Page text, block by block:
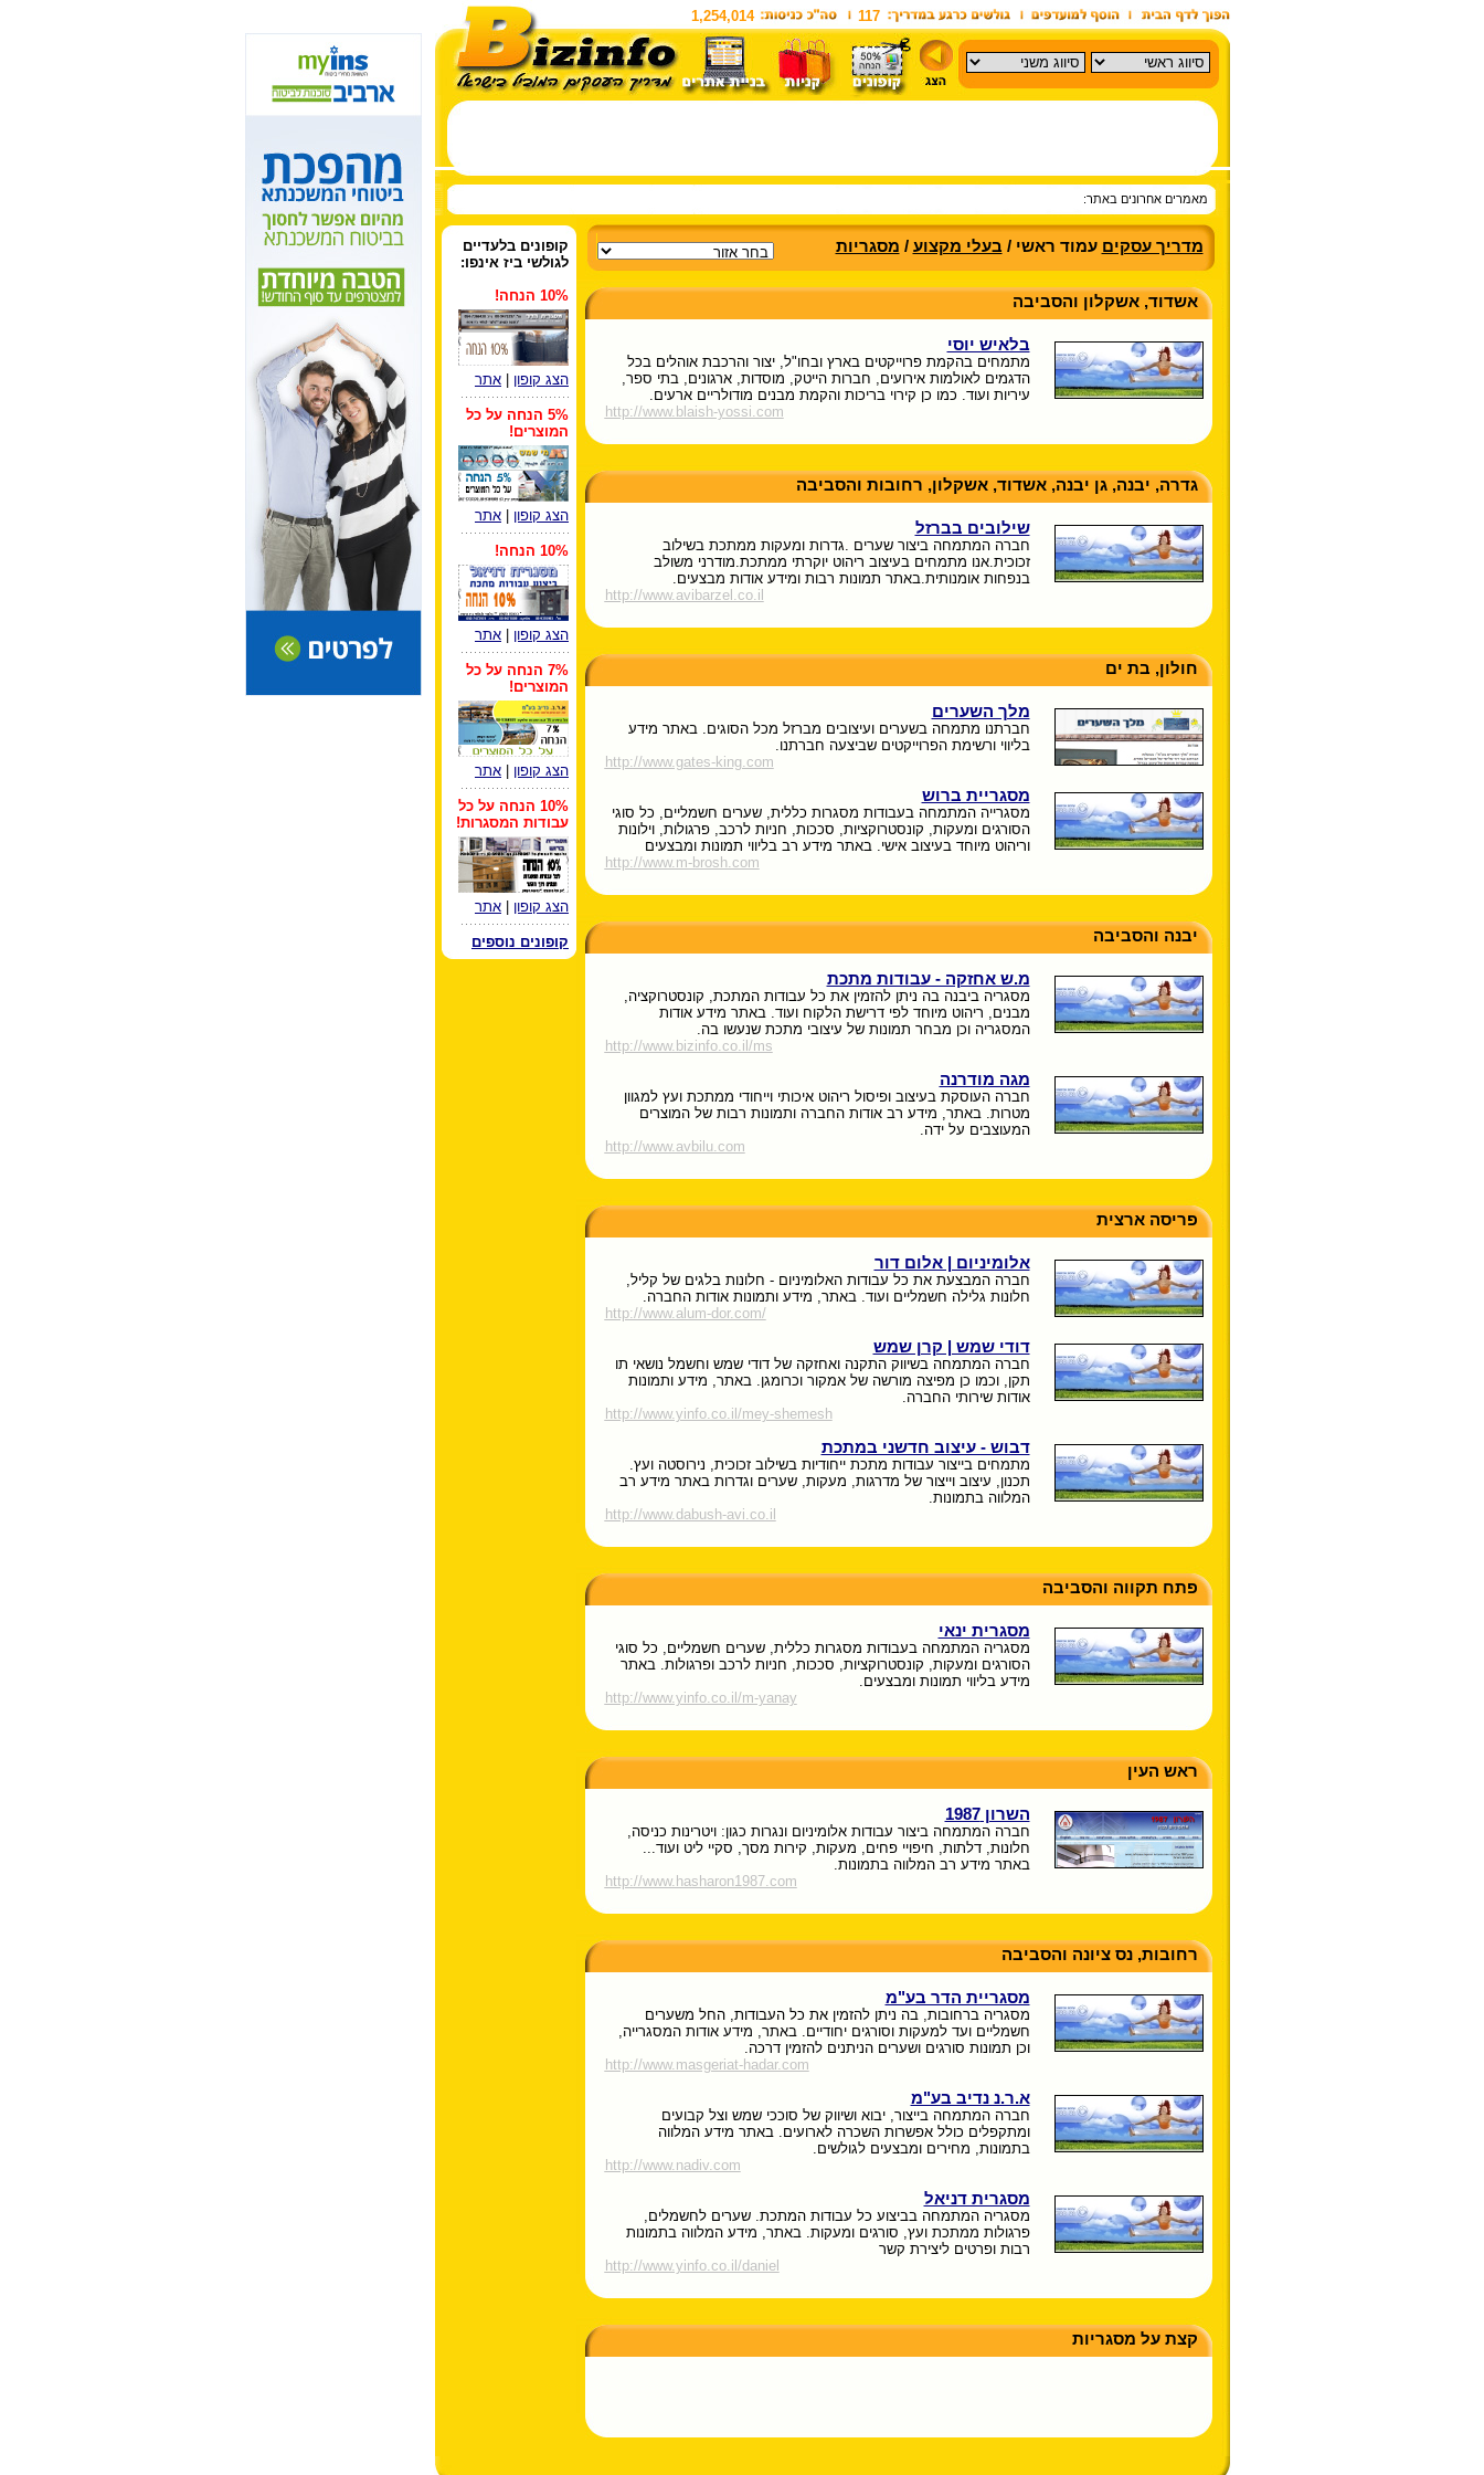
1,254,014 117
מאמרים אחרונים באתר:
קופונים בלעדיים
לגולשי ביז אינפו:
10% הנחה!
הצג קופון אתר
5% הנחה על כל
המוצרים!
הצג קופון אתר
10% הנחה!
הצג קופון אתר
7% הנחה על כל
המוצרים!
הצג קופון אתר
10% הנחה על כל
עבודות המסגרות!
הצג קופון אתר
קופונים נוספים
מדריך עסקים עמוד ראשי / בעלי מקצוע / מסגריות
אשדוד, אשקלון והסביבה
בלאיש יוסי
מתמחים בהקמת פרוייקטים בארץ ובחו"ל, יצור והרכבת אוהלים בכל
הדגמים לאולמות אירועים, חברות הייטק, מוסדות, ארגונים, בתי ספר,
עיריות ועוד. כמו כן קירוי בריכות והקמת מבנים מודולריים ארעים.
http://www.blaish-yossi.com
גדרה, יבנה, גן יבנה, אשדוד, אשקלון, רחובות והסביבה
שילובים בברזל
חברה המתמחה ביצור שערים .גדרות ומעקות ממתכת בשילוב
זכוכית.אנו מתמחים בעיצוב ריהוט יוקרתי ממתכת.מודרני משולב
בנפחות אומנותית.באתר תמונות רבות ומידע אודות מבצעים.
http://www.avibarzel.co.il
חולון, בת ים
מלך השערים
חברתנו מתמחה בשערים ועיצובים מברזל מכל הסוגים. באתר מידע
בליווי ורשימת הפרוייקטים שביצעה חברתנו.
http://www.gates-king.com
מסגריית ברוש
מסגרייה המתמחה בעבודות מסגרות כללית, שערים חשמליים, כל סוגי
הסורגים ומעקות, קונסטרוקציות, סככות, חניות לרכב, פרגולות, וילונות
וריהוט מיוחד בעיצוב אישי. באתר מידע רב בליווי תמונות ומבצעים
http://www.m-brosh.com
יבנה והסביבה
מ.ש אחזקה - עבודות מתכת
מסגריה ביבנה בה ניתן להזמין את כל עבודות המתכת, קונסטרוקציה,
מבנים, ריהוט מיוחד לפי דרישת הלקוח ועוד. באתר מידע אודות
המסגריה וכן מבחר תמונות של עיצובי מתכת שנעשו בה.
http://www.bizinfo.co.il/ms
מגה מודרנה
חברה העוסקת בעיצוב ופיסול ריהוט איכותי וייחודי ממתכת ועץ למגוון
מטרות. באתר, מידע רב אודות החברה ותמונות רבות של המוצרים
המעוצבים על ידה.
http://www.avbilu.com
פריסה ארצית
אלומיניום | אלום דור
חברה המבצעת את כל עבודות האלומיניום - חלונות בלגים של קליל,
חלונות גלילה חשמליים ועוד. באתר, מידע ותמונות אודות החברה.
http://www.alum-dor.com/
דודי שמש | קרן שמש
חברה המתמחה בשיווק התקנה ואחזקה של דודי שמש וחשמל נושאי תו
תקן, וכמו כן מפיצה מורשה של אמקור וכרומגן. באתר, מידע ותמונות
אודות שירותי החברה.
http://www.yinfo.co.il/mey-shemesh
דבוש - עיצוב חדשני במתכת
מתמחים בייצור עבודות מתכת ייחודיות בשילוב זכוכית, נירוסטה ועץ.
תכנון, עיצוב וייצור של מדרגות, מעקות, שערים וגדרות באתר מידע רב
המלווה בתמונות.
http://www.dabush-avi.co.il
פתח תקווה והסביבה
מסגרית ינאי
מסגריה המתמחה בעבודות מסגרות כללית, שערים חשמליים, כל סוגי
הסורגים ומעקות, קונסטרוקציות, סככות, חניות לרכב ופרגולות. באתר
מידע בליווי תמונות ומבצעים.
http://www.yinfo.co.il/m-yanay
ראש העין
השרון 1987
חברה המתמחה ביצור עבודות אלומיניום ונגרות כגון: ויטרינות כניסה,
חלונות, דלתות, חיפויי פחים, מעקות, קירות מסך, סקיי ליט ועוד...
באתר מידע רב המלווה בתמונות.
http://www.hasharon1987.com
רחובות, נס ציונה והסביבה
מסגריית הדר בע"מ
מסגריה ברחובות, בה ניתן להזמין את כל העבודות, החל משערים
חשמליים ועד למעקות וסורגים יחודיים. באתר, מידע אודות המסגרייה,
וכן תמונות סורגים ושערים הניתנים להזמין דרכה.
http://www.masgeriat-hadar.com
א.ר.נ נדיב בע"מ
חברה המתמחה בייצור, יבוא ושיווק של סוככי שמש וצל קבועים
ומתקפלים כולל אפשרות השכרה לארועים. באתר מידע המלווה
בתמונות, מחירים ומבצעים לגולשים.
http://www.nadiv.com
מסגרית דניאל
מסגריה המתמחה בביצוע כל עבודות המתכת. שערים לחשמלים,
פרגולות ממתכת ועץ, סורגים ומעקות. באתר, מידע המלווה בתמונות
רבות ופרטים ליצירת קשר
http://www.yinfo.co.il/daniel
קצת על מסגריות